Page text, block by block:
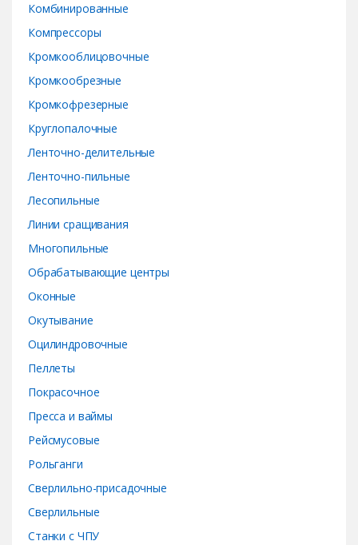
Комбинированные
Компрессоры
Кромкооблицовочные
Кромкообрезные
Кромкофрезерные
Круглопалочные
Ленточно-делительные
Ленточно-пильные
Лесопильные
Линии сращивания
Многопильные
Обрабатывающие центры
Оконные
Окутывание
Оцилиндровочные
Пеллеты
Покрасочное
Пресса и ваймы
Рейсмусовые
Рольганги
Сверлильно-присадочные
Сверлильные
Станки с ЧПУ